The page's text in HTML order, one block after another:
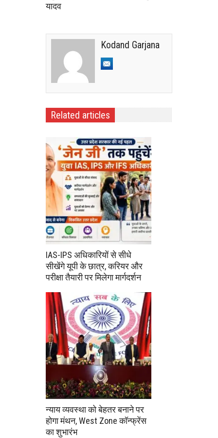
यादव
Kodand Garjana
Related articles
IAS-IPS अधिकारियों से सीधे
सीखेंगे यूपी के छात्र, करियर और
परीक्षा तैयारी पर मिलेगा मार्गदर्शन
न्याय व्यवस्था को बेहतर बनाने पर
होगा मंथन, West Zone कॉन्फ्रेंस
का शुभारंभ